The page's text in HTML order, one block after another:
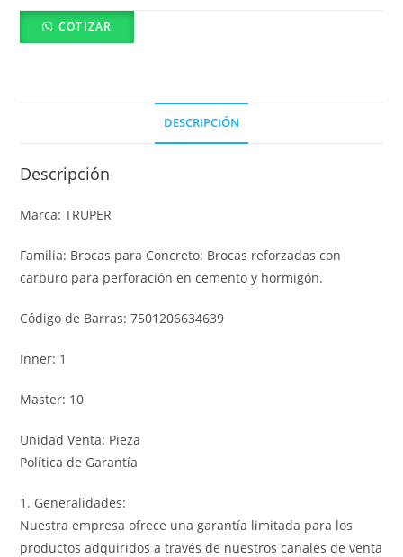
COTIZAR
DESCRIPCIÓN
Descripción
Marca: TRUPER
Familia: Brocas para Concreto: Brocas reforzadas con
carburo para perforación en cemento y hormigón.
Código de Barras: 7501206634639
Inner: 1
Master: 10
Unidad Venta: Pieza
Política de Garantía
1. Generalidades:
Nuestra empresa ofrece una garantía limitada para los
productos adquiridos a través de nuestros canales de venta